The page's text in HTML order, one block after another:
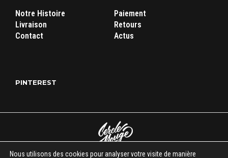
Notre Histoire
Livraison
Contact
Paiement
Retours
Actus
PINTEREST
Nous utilisons des cookies pour analyser votre visite de manière